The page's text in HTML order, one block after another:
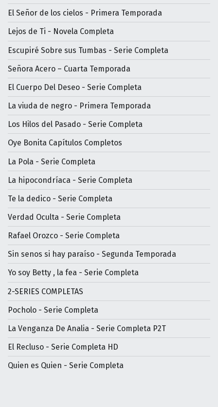
El Señor de los cielos - Primera Temporada
Lejos de Ti - Novela Completa
Escupiré Sobre sus Tumbas - Serie Completa
Señora Acero – Cuarta Temporada
El Cuerpo Del Deseo - Serie Completa
La viuda de negro - Primera Temporada
Los Hilos del Pasado - Serie Completa
Oye Bonita Capítulos Completos
La Pola - Serie Completa
La hipocondríaca - Serie Completa
Te la dedico - Serie Completa
Verdad Oculta - Serie Completa
Rafael Orozco - Serie Completa
Sin senos si hay paraíso - Segunda Temporada
Yo soy Betty , la fea - Serie Completa
2-SERIES COMPLETAS
Pocholo - Serie Completa
La Venganza De Analia - Serie Completa P2T
El Recluso - Serie Completa HD
Quien es Quien - Serie Completa